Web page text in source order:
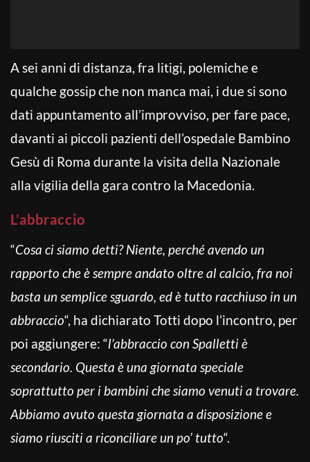
A sei anni di distanza, fra litigi, polemiche e
qualche gossip che non manca mai, i due si sono
dati appuntamento all’improvviso, per fare pace,
davanti ai piccoli pazienti dell’ospedale Bambino
Gesù di Roma durante la visita della Nazionale
alla vigilia della gara contro la Macedonia.
L’abbraccio
“Cosa ci siamo detti? Niente, perché avendo un
rapporto che è sempre andato oltre al calcio, fra noi
basta un semplice sguardo, ed è tutto racchiuso in un
abbraccio“, ha dichiarato Totti dopo l’incontro, per
poi aggiungere: “l’abbraccio con Spalletti è
secondario. Questa è una giornata speciale
soprattutto per i bambini che siamo venuti a trovare.
Abbiamo avuto questa giornata a disposizione e
siamo riusciti a riconciliare un po’ tutto“.